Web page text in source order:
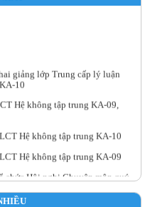
Hệ không tập trung KA-09,
Hệ không tập trung KA-10
Hệ không tập trung KA-09
Hội nghị Chuyên môn quý